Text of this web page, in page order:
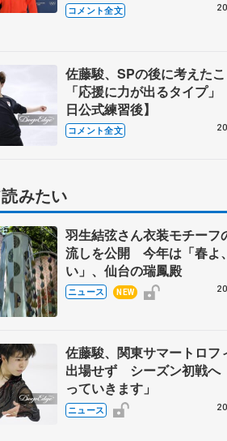
ダリスト会見】
コメント全文
佐藤駿、SPの後に考えた
「応援に力が出るタイプ
日公式練習後】
コメント全文
みたい
羽生結弦さん衣装モチーフ
流しを公開 今年は「春よ
い」、仙台の瑞鳳殿
ニュース NEW
佐藤駿、関東サマートロフ
出場せず シーズン初戦へ
っていきます」
ニュース